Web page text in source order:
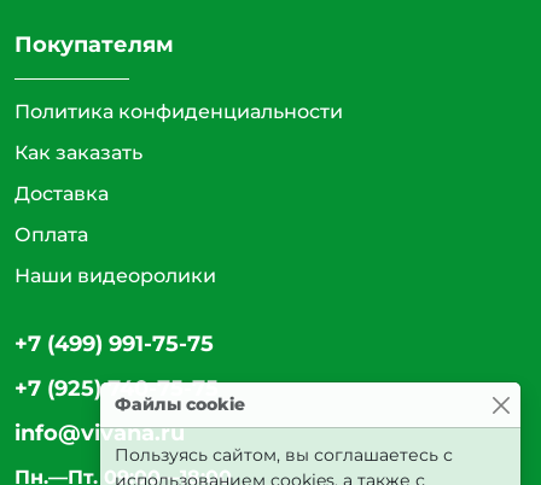
Покупателям
Политика конфиденциальности
Как заказать
Доставка
Оплата
Наши видеоролики
+7 (499) 991-75-75
+7 (925) 740-75-75
info@vivana.ru
Пн.—Пт. 09:00—18:00
Файлы cookie
Пользуясь сайтом, вы соглашаетесь с
использованием cookies, а также с